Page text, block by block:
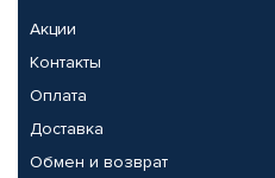
Акции
Контакты
Оплата
Доставка
Обмен и возврат